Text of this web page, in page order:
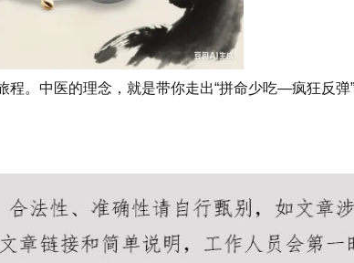
。中医的理念，就是带你走出“拼命少吃—疯狂反